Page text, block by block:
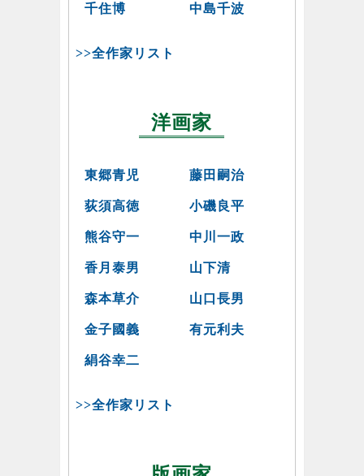
千住博 中島千波
>>全作家リスト
洋画家
東郷青児 藤田嗣治
荻須高徳 小磯良平
熊谷守一 中川一政
香月泰男 山下清
森本草介 山口長男
金子國義 有元利夫
絹谷幸二
>>全作家リスト